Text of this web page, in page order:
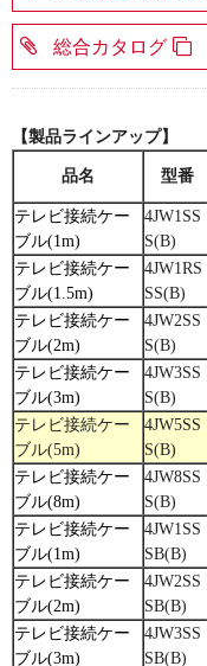
総合カタログ
【製品ラインアップ】
品名 型番
テレビ接続ケー
ブル(1m)
4JW1SS
S(B)
テレビ接続ケー
ブル(1.5m)
4JW1RS
SS(B)
テレビ接続ケー
ブル(2m)
4JW2SS
S(B)
テレビ接続ケー
ブル(3m)
4JW3SS
S(B)
テレビ接続ケー
ブル(5m)
4JW5SS
S(B)
テレビ接続ケー
ブル(8m)
4JW8SS
S(B)
テレビ接続ケー
ブル(1m)
4JW1SS
SB(B)
テレビ接続ケー
ブル(2m)
4JW2SS
SB(B)
テレビ接続ケー
ブル(3m)
4JW3SS
SB(B)